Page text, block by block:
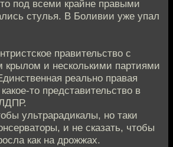
под всеми крайне правыми
стулья. В Боливии уже упал
правительство с
крылом и несколькими партиями
реально правая
то представительство в
ультрарадикалы, но таки
и не сказать, чтобы
как на дрожжах.